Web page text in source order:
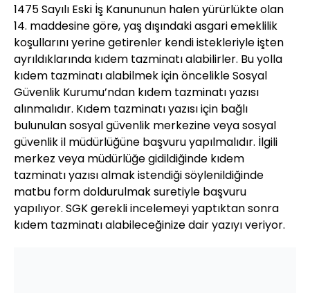
1475 Sayılı Eski İş Kanununun halen yürürlükte olan
14. maddesine göre, yaş dışındaki asgari emeklilik
koşullarını yerine getirenler kendi istekleriyle işten
ayrıldıklarında kıdem tazminatı alabilirler. Bu yolla
kıdem tazminatı alabilmek için öncelikle Sosyal
Güvenlik Kurumu’ndan kıdem tazminatı yazısı
alınmalıdır. Kıdem tazminatı yazısı için bağlı
bulunulan sosyal güvenlik merkezine veya sosyal
güvenlik il müdürlüğüne başvuru yapılmalıdır. İlgili
merkez veya müdürlüğe gidildiğinde kıdem
tazminatı yazısı almak istendiği söylenildiğinde
matbu form doldurulmak suretiyle başvuru
yapılıyor. SGK gerekli incelemeyi yaptıktan sonra
kıdem tazminatı alabileceğinize dair yazıyı veriyor.